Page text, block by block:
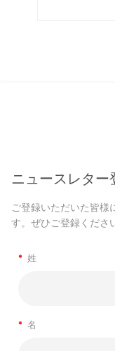
ニュースレター
ご登録いただいた皆様
す。ぜひご登録くださ
* 姓
* 名